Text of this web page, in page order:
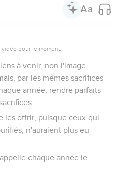
pour le moment.
à venir, non l'image
par les mêmes sacrifices
année, rendre parfaits
les offrir, puisque ceux qui
n'auraient plus eu
chaque année le